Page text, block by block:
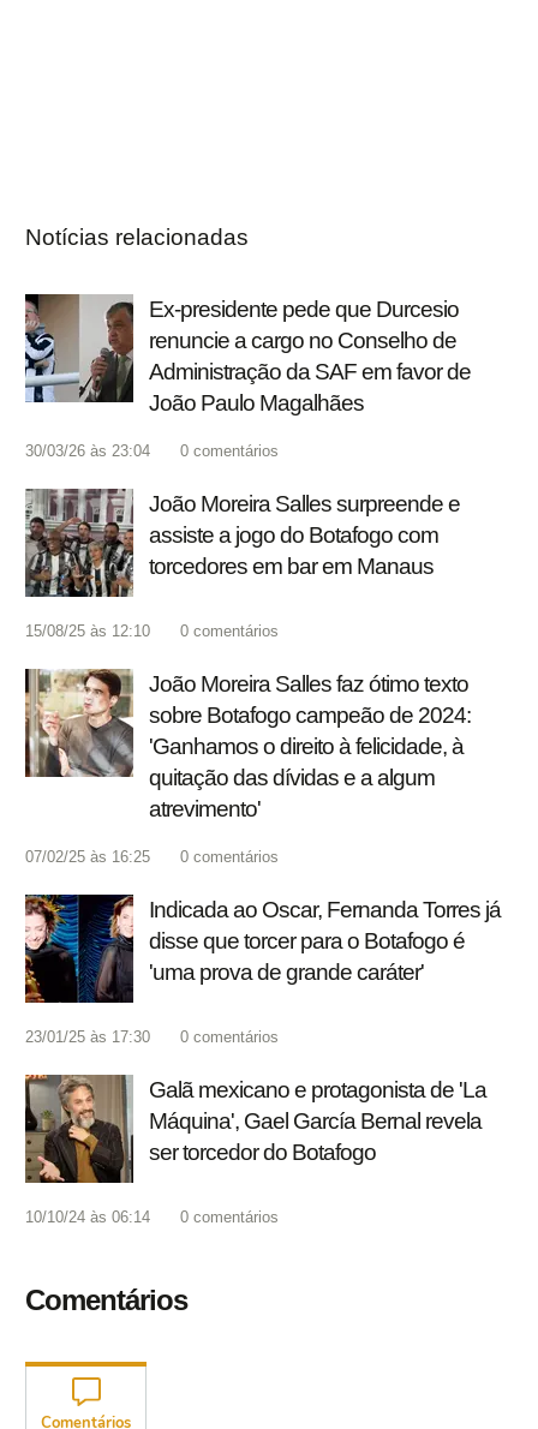
Notícias relacionadas
Ex-presidente pede que Durcesio
renuncie a cargo no Conselho de
Administração da SAF em favor de
João Paulo Magalhães
30/03/26 às 23:04 0 comentários
João Moreira Salles surpreende e
assiste a jogo do Botafogo com
torcedores em bar em Manaus
15/08/25 às 12:10 0 comentários
João Moreira Salles faz ótimo texto
sobre Botafogo campeão de 2024:
'Ganhamos o direito à felicidade, à
quitação das dívidas e a algum
atrevimento'
07/02/25 às 16:25 0 comentários
Indicada ao Oscar, Fernanda Torres já
disse que torcer para o Botafogo é
'uma prova de grande caráter'
23/01/25 às 17:30 0 comentários
Galã mexicano e protagonista de 'La
Máquina', Gael García Bernal revela
ser torcedor do Botafogo
10/10/24 às 06:14 0 comentários
Comentários